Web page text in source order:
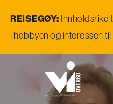
REISEGØY: Innholdsrike
i hobbyen og interessen